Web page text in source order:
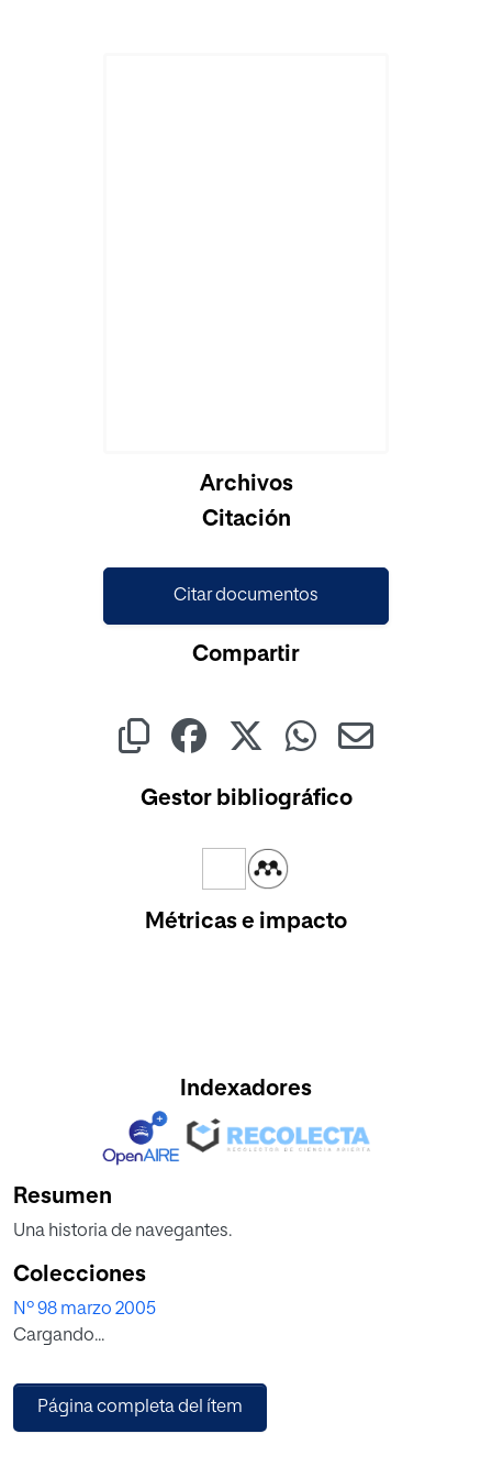
Archivos
Citación
Citar documentos
Compartir
Gestor bibliográfico
Métricas e impacto
Indexadores
Resumen
Una historia de navegantes.
Colecciones
Nº 98 marzo 2005
Cargando...
Página completa del ítem